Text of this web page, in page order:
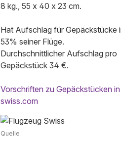
8 kg., 55 x 40 x 23 cm.
Hat Aufschlag für Gepäckstücke
53% seiner Flüge.
Durchschnittlicher Aufschlag pro
Gepäckstück 34 €.
Vorschriften zu Gepäckstücken in
swiss.com
Quelle